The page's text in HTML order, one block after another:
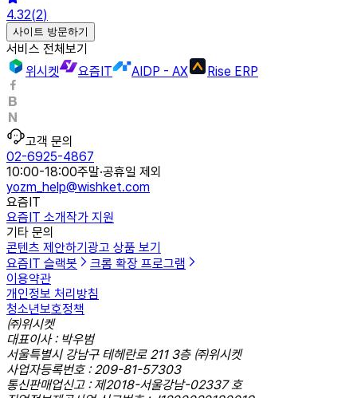
4.32(2)
사이트 방문하기
서비스 전체보기
위시켓
요즘IT AIDP - AX Rise ERP
고객 문의
02-6925-4867
10:00-18:00주말·공휴일 제외
yozm_help@wishket.com
요즘IT
요즘IT 소개작가 지원
기타 문의
콘텐츠 제안하기광고 상품 보기
요즘IT 슬랙봇
크롬 확장 프로그램
이용약관
개인정보 처리방침
청소년보호정책
㈜위시켓
대표이사 : 박우범
서울특별시 강남구 테헤란로 211 3층 ㈜위시켓
사업자등록번호 : 209-81-57303
통신판매업신고 : 제2018-서울강남-02337 호